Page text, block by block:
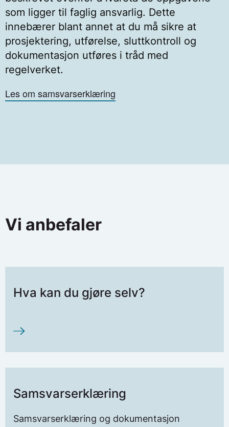
av de siste 12 månedene.
som ligger til faglig ansvarlig. Dette
innebærer blant annet at du må sikre at
prosjektering, utførelse, sluttkontroll og
dokumentasjon utføres i tråd med
regelverket.
Les om samsvarserklæring
Vi anbefaler
Hva kan du gjøre selv?
Samsvarserklæring
Samsvarserklæring og dokumentasjon